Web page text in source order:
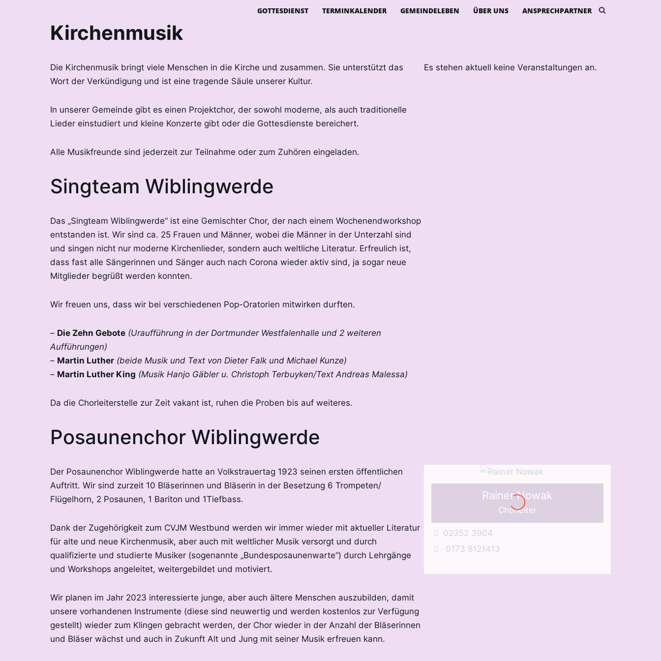
GOTTESDIENST TERMINKALENDER GEMEINDELEBEN ÜBER UNS ANSPRECHPARTNER
Kirchenmusik
Die Kirchenmusik bringt viele Menschen in die Kirche und zusammen. Sie unterstützt das
Wort der Verkündigung und ist eine tragende Säule unserer Kultur.
In unserer Gemeinde gibt es einen Projektchor, der sowohl moderne, als auch traditionelle
Lieder einstudiert und kleine Konzerte gibt oder die Gottesdienste bereichert.
Alle Musikfreunde sind jederzeit zur Teilnahme oder zum Zuhören eingeladen.
Es stehen aktuell keine Veranstaltungen an.
Singteam Wiblingwerde
Das „Singteam Wiblingwerde“ ist eine Gemischter Chor, der nach einem Wochenendworkshop
entstanden ist. Wir sind ca. 25 Frauen und Männer, wobei die Männer in der Unterzahl sind
und singen nicht nur moderne Kirchenlieder, sondern auch weltliche Literatur. Erfreulich ist,
dass fast alle Sängerinnen und Sänger auch nach Corona wieder aktiv sind, ja sogar neue
Mitglieder begrüßt werden konnten.
Wir freuen uns, dass wir bei verschiedenen Pop-Oratorien mitwirken durften.
– Die Zehn Gebote (Uraufführung in der Dortmunder Westfalenhalle und 2 weiteren
Aufführungen)
– Martin Luther (beide Musik und Text von Dieter Falk und Michael Kunze)
– Martin Luther King (Musik Hanjo Gäbler u. Christoph Terbuyken/Text Andreas Malessa)
Da die Chorleiterstelle zur Zeit vakant ist, ruhen die Proben bis auf weiteres.
Posaunenchor Wiblingwerde
Der Posaunenchor Wiblingwerde hatte an Volkstrauertag 1923 seinen ersten öffentlichen
Auftritt. Wir sind zurzeit 10 Bläserinnen und Bläserin in der Besetzung 6 Trompeten/
Flügelhorn, 2 Posaunen, 1 Bariton und 1Tiefbass.
Dank der Zugehörigkeit zum CVJM Westbund werden wir immer wieder mit aktueller Literatur
für alte und neue Kirchenmusik, aber auch mit weltlicher Musik versorgt und durch
qualifizierte und studierte Musiker (sogenannte „Bundesposaunenwarte“) durch Lehrgänge
und Workshops angeleitet, weitergebildet und motiviert.
Wir planen im Jahr 2023 interessierte junge, aber auch ältere Menschen auszubilden, damit
unsere vorhandenen Instrumente (diese sind neuwertig und werden kostenlos zur Verfügung
gestellt) wieder zum Klingen gebracht werden, der Chor wieder in der Anzahl der Bläserinnen
und Bläser wächst und auch in Zukunft Alt und Jung mit seiner Musik erfreuen kann.
Rainer Nowak
Chorleiter
02352 3904
0173 8121413